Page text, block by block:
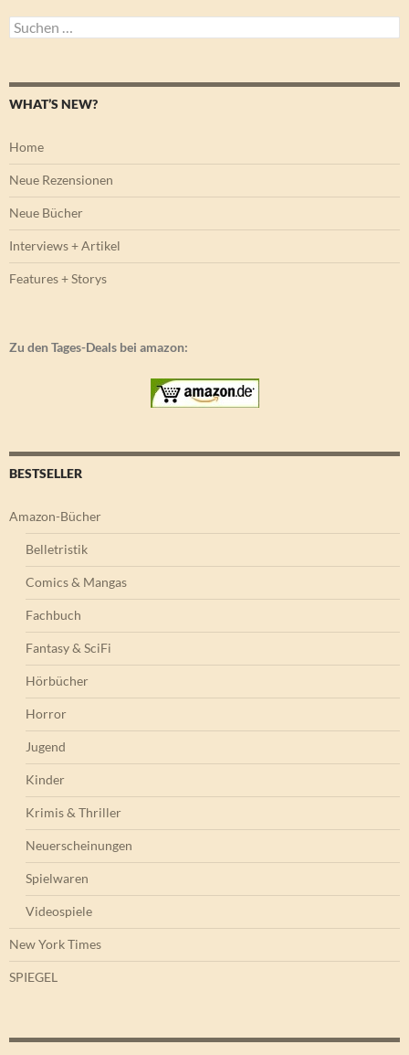
Suchen
nach:
WHAT’S NEW?
Home
Neue Rezensionen
Neue Bücher
Interviews + Artikel
Features + Storys
Zu den Tages-Deals bei amazon:
BESTSELLER
Amazon-Bücher
Belletristik
Comics & Mangas
Fachbuch
Fantasy & SciFi
Hörbücher
Horror
Jugend
Kinder
Krimis & Thriller
Neuerscheinungen
Spielwaren
Videospiele
New York Times
SPIEGEL